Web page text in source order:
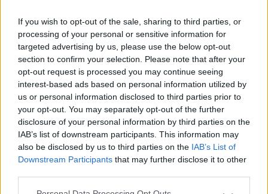
If you wish to opt-out of the sale, sharing to third parties, or
processing of your personal or sensitive information for
targeted advertising by us, please use the below opt-out
section to confirm your selection. Please note that after your
opt-out request is processed you may continue seeing
interest-based ads based on personal information utilized by
us or personal information disclosed to third parties prior to
your opt-out. You may separately opt-out of the further
disclosure of your personal information by third parties on the
IAB’s list of downstream participants. This information may
also be disclosed by us to third parties on the IAB’s List of
Downstream Participants that may further disclose it to other
norma. Confermo la distanza per arrivare nella
bellissima spiaggia. Adiacente ha un Lifl. Ci
torneremo.
Posizione Prezzo Pulizia Servizi
RuMí 25/08/2023 17:09
Campeggio fatiscente, un solo blocco di bagni su
tre rifatto, gli altri due a dir poco sconvolgenti,
con pulizie una volta al giorno. Piazzole strette e